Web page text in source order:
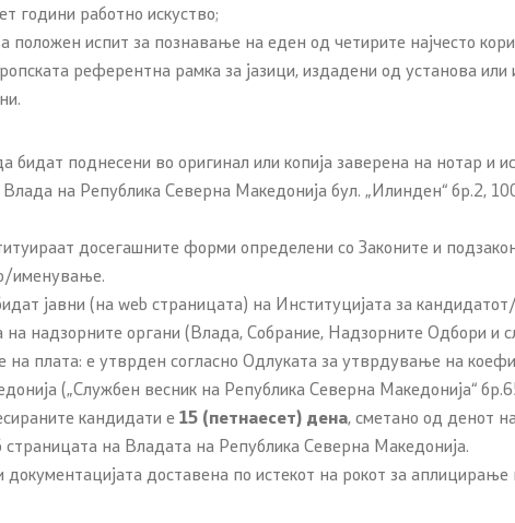
работно искуство;
испит за познавање на еден од четирите најчесто
референтна рамка за јазици, издадени од установа
поднесени во оригинал или копија заверена на нотар и
на Република Северна Македонија бул. „Илинден“ бр.2,
досегашните форми определени со Законите и
именување.
јавни (на web страницата) на Институцијата за
надзорните органи (Влада, Собрание, Надзорните Одбори и
плата: е утврден согласно Одлуката за утврдување на
(„Службен весник на Република Северна
кандидати е15 (петнаесет) дена, сметано од денот
страницата на Владата на Република Северна Македонија.
доставена по истекот на рокот за